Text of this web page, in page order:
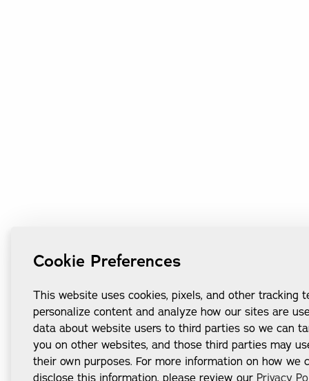
Cookie Preferences
This website uses cookies, pixels, and other tracking
personalize content and analyze how our sites are
data about website users to third parties so we can
you on other websites, and those third parties may
their own purposes. For more information on how we
disclose this information, please review our Privacy